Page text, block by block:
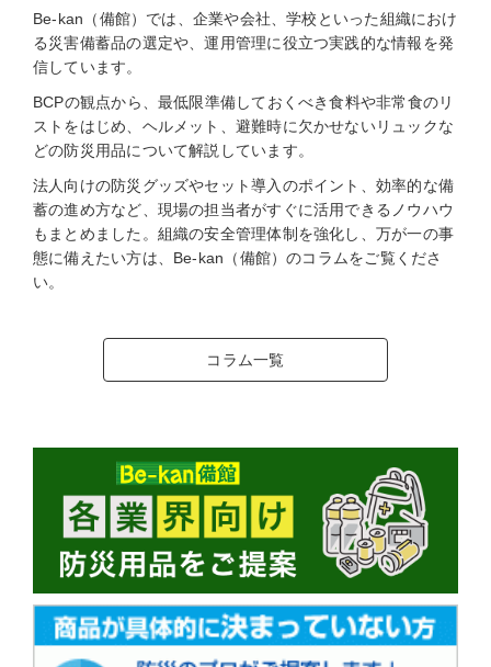
Be-kan（備館）では、企業や会社、学校といった組織におけ
る災害備蓄品の選定や、運用管理に役立つ実践的な情報を発
信しています。
BCPの観点から、最低限準備しておくべき食料や非常食のリ
ストをはじめ、ヘルメット、避難時に欠かせないリュックな
どの防災用品について解説しています。
法人向けの防災グッズやセット導入のポイント、効率的な備
蓄の進め方など、現場の担当者がすぐに活用できるノウハウ
もまとめました。組織の安全管理体制を強化し、万が一の事
態に備えたい方は、Be-kan（備館）のコラムをご覧くださ
い。
コラム一覧